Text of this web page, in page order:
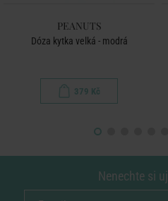
PEANUTS
Dóza kytka velká - modrá
379 Kč
Nenechte si